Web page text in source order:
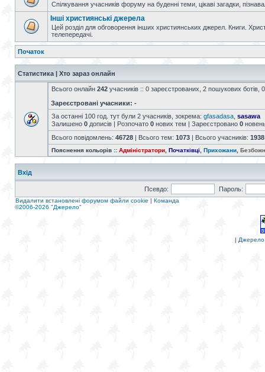
Спілкування учасників форуму на буденні теми, цікаві загадки,
Інші християнські джерела
Цей розділ для обговорення інших християнських джерел. Книги.
телепередачі.
Початок
Статистика | Хто зараз онлайн
Всього онлайн 242 учасників :: 0 зареєстрованих, 2 пошукових ботів,
Зареєстровані учасники: -
За останні 100 год. тут були 2 учасників, зокрема: gfasadasa sasawa
Залишено 0 дописів | Розпочато 0 нових тем | Зареєстровано 0
Всього повідомлень: 46728 | Всього тем: 1073 | Всього учасників: 1938
Пояснення кольорів :: Адміністратори Початківці Прихожани
Вхід
Псевдо: Пароль:
Видалити встановлені форумом файли cookie | Команда
©2006-2026 "Джерело"
| Джерело